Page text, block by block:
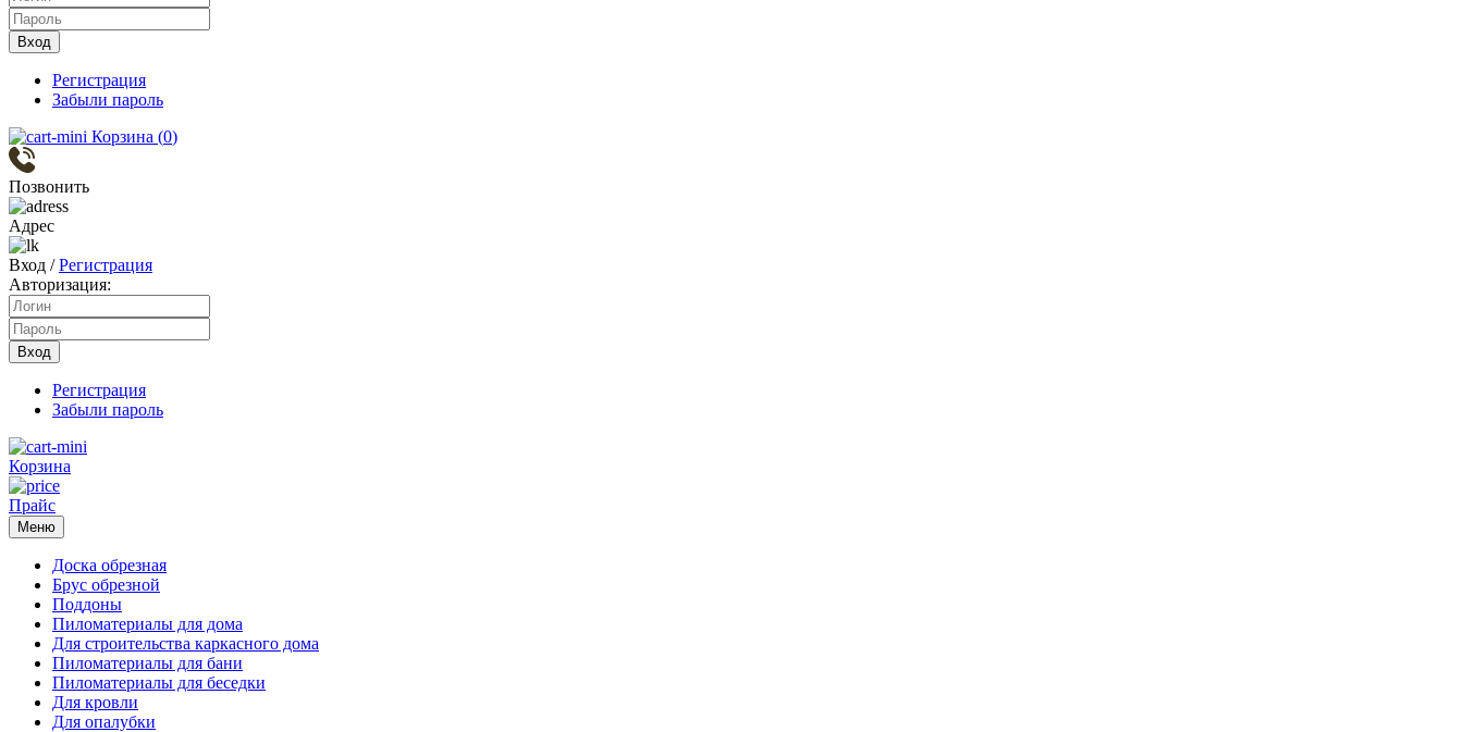
Вход
Регистрация
Забыли пароль
Корзина (0)
Позвонить
Адрес
Вход / Регистрация
Авторизация:
Вход
Регистрация
Забыли пароль
Корзина
Прайс
Меню
Доска обрезная
Брус обрезной
Поддоны
Пиломатериалы для дома
Для строительства каркасного дома
Пиломатериалы для бани
Пиломатериалы для беседки
Для кровли
Для опалубки